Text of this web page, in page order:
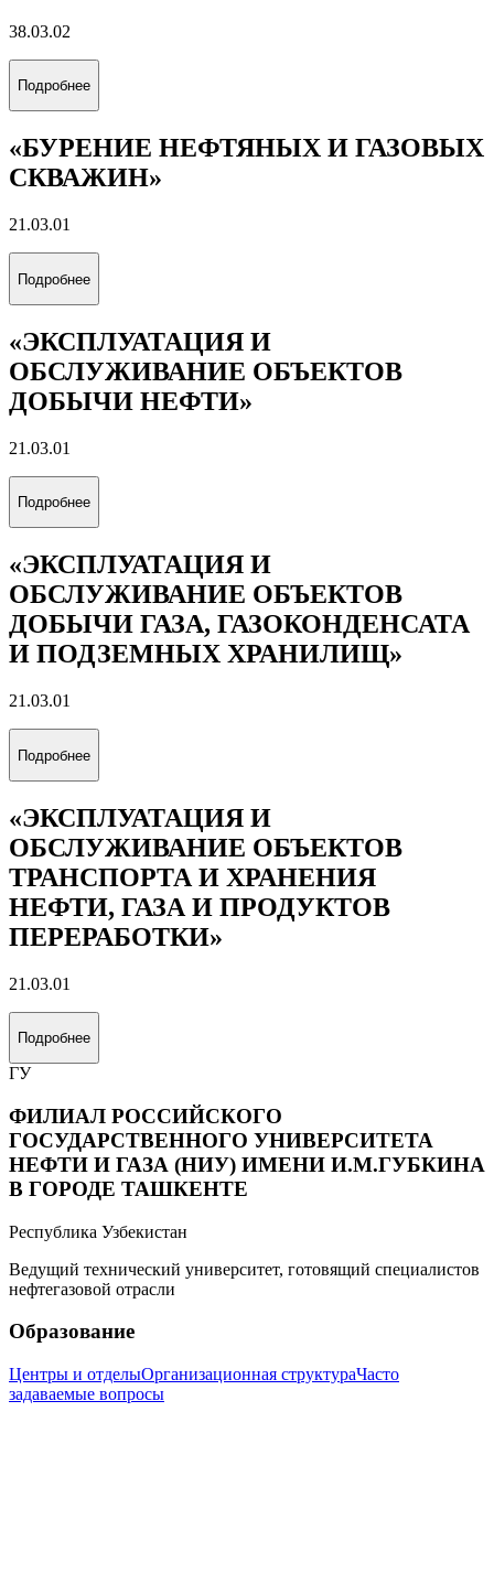
38.03.02
Подробнее
«БУРЕНИЕ НЕФТЯНЫХ И ГАЗОВЫХ
СКВАЖИН»
21.03.01
Подробнее
«ЭКСПЛУАТАЦИЯ И
ОБСЛУЖИВАНИЕ ОБЪЕКТОВ
ДОБЫЧИ НЕФТИ»
21.03.01
Подробнее
«ЭКСПЛУАТАЦИЯ И
ОБСЛУЖИВАНИЕ ОБЪЕКТОВ
ДОБЫЧИ ГАЗА, ГАЗОКОНДЕНСАТА
И ПОДЗЕМНЫХ ХРАНИЛИЩ»
21.03.01
Подробнее
«ЭКСПЛУАТАЦИЯ И
ОБСЛУЖИВАНИЕ ОБЪЕКТОВ
ТРАНСПОРТА И ХРАНЕНИЯ
НЕФТИ, ГАЗА И ПРОДУКТОВ
ПЕРЕРАБОТКИ»
21.03.01
Подробнее
ГУ
ФИЛИАЛ РОССИЙСКОГО
ГОСУДАРСТВЕННОГО УНИВЕРСИТЕТА
НЕФТИ И ГАЗА (НИУ) ИМЕНИ И.М.ГУБКИНА
В ГОРОДЕ ТАШКЕНТЕ
Республика Узбекистан
Ведущий технический университет, готовящий специалистов
нефтегазовой отрасли
Образование
Центры и отделыОрганизационная структураЧасто
задаваемые вопросы